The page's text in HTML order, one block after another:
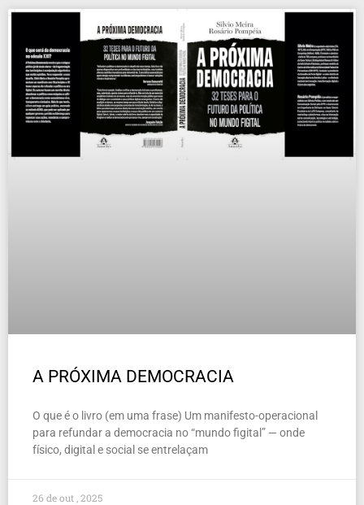
A PRÓXIMA DEMOCRACIA
O que é o livro (em uma frase) Um manifesto-operacional
para refundar a democracia no “mundo figital” — onde
físico, digital e social se entrelaçam
26 de out , 2025